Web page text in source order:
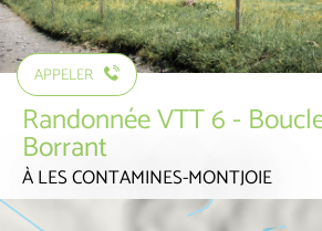
APPELER
Randonnée VTT 6 -
Borrant
À LES CONTAMINES-MONTJOIE